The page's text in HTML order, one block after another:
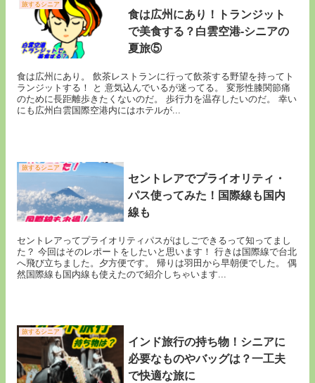
旅するシニア
食は広州にあり！トランジット
で美食する？白雲空港-シニアの
夏旅⑤
食は広州にあり。 飲茶レストランに行って飲茶する野望を持ってト
ランジットする！ と 意気込んでいるが迷ってる。 変形性膝関節痛
のために長距離歩きたくないのだ。 歩行力を温存したいのだ。 幸い
にも広州白雲国際空港内にはホテルが...
旅するシニア
セントレアでプライオリティ・
パス使ってみた！国際線も国内
線も
セントレアってプライオリティパスがはしごできるって知ってまし
た？ 今回はそのレポートをしたいと思います！ 行きは国際線で台北
へ飛び立ちました。夕方便です。 帰りは羽田から早朝便でした。 偶
然国際線も国内線も使えたので紹介しちゃいます...
旅するシニア
インド旅行の持ち物！シニアに
必要なものやバッグは？一工夫
で快適な旅に